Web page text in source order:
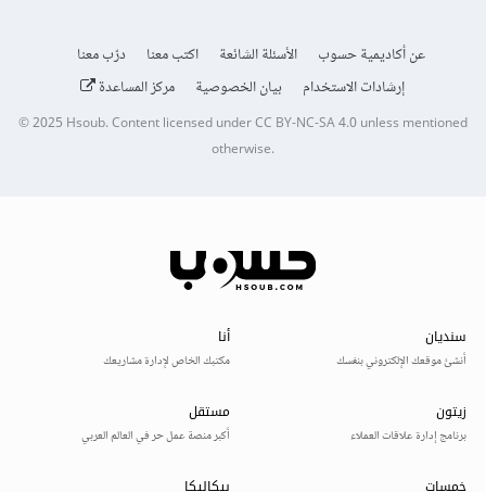
عن أكاديمية حسوب الأسئلة الشائعة اكتب معنا
درّب معنا
إرشادات الاستخدام
بيان الخصوصية مركز المساعدة
© 2025Hsoub.Content licensed underCC BY-NC-SA 4.0unless mentioned
otherwise.